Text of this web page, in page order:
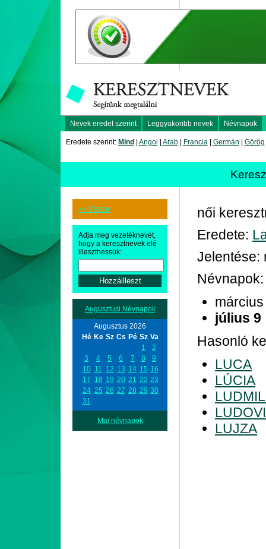
Nevek eredet szerint Leggyakoribb nevek Névnapok
Eredete szerint: Mind Angol Arab| Francia| Germán Görög
<< Vissza
Adja meg vezetéknevét,
hogy a keresztnevek elé
illeszthessük:
Augusztusi Névnapok
Augusztus 2026
Hé Ke Sz Cs Pé Sz Va
1
2
3
4 5 6 7 8
9
10 11 12 13 14 15 16
17 18 19 20 21 22 23
24 25 26 27 28 29 30
31
Mai névnapok
női
Eredete:
Jelentése:
Névnapok:
július 9
Hasonló
LUCA
LÚCIA
LUJZA